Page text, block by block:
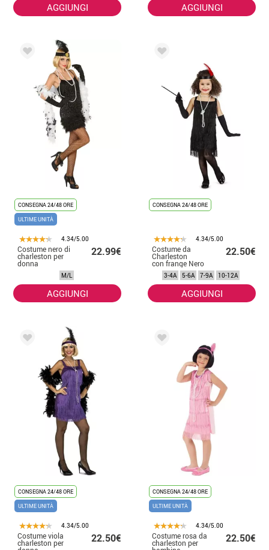
AGGIUNGI AGGIUNGI
CONSEGNA 24/48 ORE
ULTIME UNITÀ
4.34/5.00
Costume nero di
charleston per
donna
22.99€
M/L
AGGIUNGI
CONSEGNA 24/48 ORE
4.34/5.00
Costume da
Charleston
con frange Nero
per bambina
22.50€
3-4A 5-6A 7-9A 10-12A
AGGIUNGI
CONSEGNA 24/48 ORE
ULTIME UNITÀ
4.34/5.00
Costume viola
charleston per 22.50€
CONSEGNA 24/48 ORE
ULTIME UNITÀ
4.34/5.00
Costume rosa da
charleston per 22.50€